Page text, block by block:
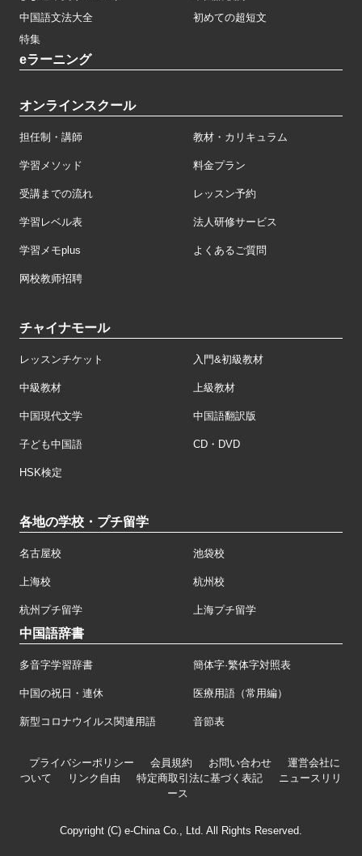
中国語文法大全
初めての超短文
特集
eラーニング
オンラインスクール
担任制・講師 教材・カリキュラム
学習メソッド 料金プラン
受講までの流れ レッスン予約
学習レベル表 法人研修サービス
学習メモplus よくあるご質問
网校教师招聘
チャイナモール
レッスンチケット 入門&初級教材
中級教材 上級教材
中国現代文学 中国語翻訳版
子ども中国語 CD・DVD
HSK検定
各地の学校・プチ留学
名古屋校 池袋校
上海校 杭州校
杭州プチ留学 上海プチ留学
中国語辞書
多音字学習辞書 簡体字·繁体字対照表
中国の祝日・連休 医療用語（常用編）
新型コロナウイルス関連用語 音節表
プライバシーポリシー 会員規約 お問い合わせ
運営会社に
ついて
リンク自由 特定商取引法に基づく表記
ニュースリリ
ース
Copyright (C) e-China Co., Ltd. All Rights Reserved.